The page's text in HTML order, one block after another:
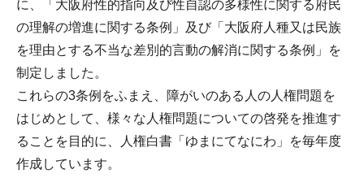
に、「大阪府性的指向及び性自認の多様性に関する府民
の理解の増進に関する条例」及び「大阪府人種又は民族
を理由とする不当な差別的言動の解消に関する条例」を
制定しました。
これらの3条例をふまえ、障がいのある人の人権問題を
はじめとして、様々な人権問題についての啓発を推進す
ることを目的に、人権白書「ゆまにてなにわ」を毎年度
作成しています。